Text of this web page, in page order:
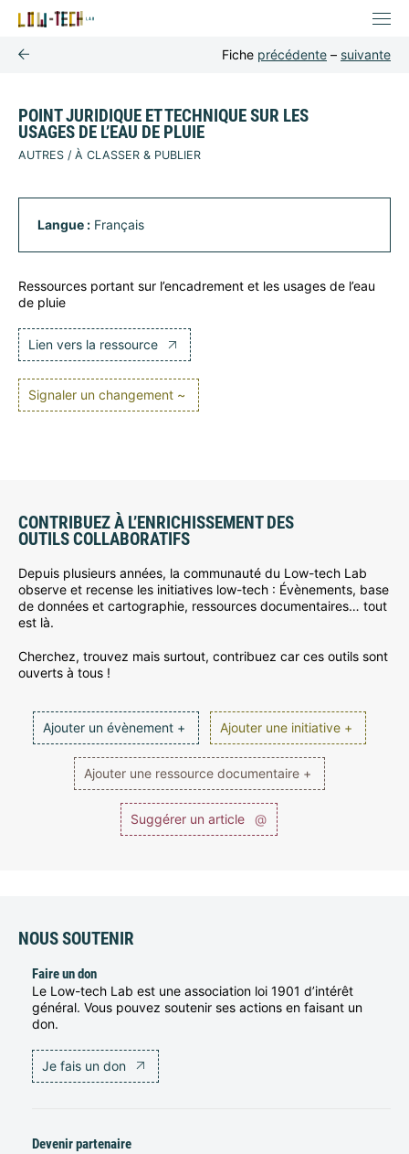
Fiche précédente – suivante
POINT JURIDIQUE ET TECHNIQUE SUR LES
USAGES DE L’EAU DE PLUIE
AUTRES / À CLASSER & PUBLIER
Langue : Français
Ressources portant sur l’encadrement et les usages de l’eau
de pluie
Lien vers la ressource
Signaler un changement ~
CONTRIBUEZ À L’ENRICHISSEMENT DES
OUTILS COLLABORATIFS
Depuis plusieurs années, la communauté du Low-tech Lab
observe et recense les initiatives low-tech : Évènements, base
de données et cartographie, ressources documentaires… tout
est là.
Cherchez, trouvez mais surtout, contribuez car ces outils sont
ouverts à tous !
Ajouter un évènement + Ajouter une initiative +
Ajouter une ressource documentaire +
Suggérer un article @
NOUS SOUTENIR
Faire un don
Le Low-tech Lab est une association loi 1901 d’intérêt
général. Vous pouvez soutenir ses actions en faisant un
don.
Je fais un don
Devenir partenaire